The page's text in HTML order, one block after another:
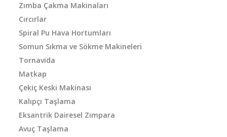
Zımba Çakma Makinaları
Cırcırlar
Spiral Pu Hava Hortumları
Somun Sıkma ve Sökme Makineleri
Tornavida
Matkap
Çekiç Keski Makinası
Kalıpçı Taşlama
Eksantrik Dairesel Zımpara
Avuç Taşlama